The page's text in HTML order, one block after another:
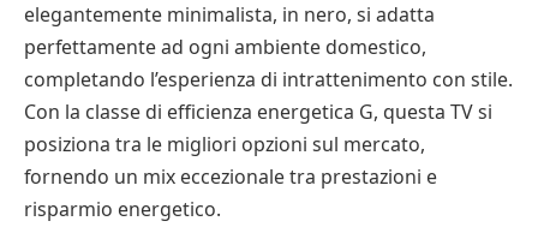
elegantemente minimalista, in nero, si adatta
perfettamente ad ogni ambiente domestico,
completando l’esperienza di intrattenimento con stile.
Con la classe di efficienza energetica G, questa TV si
posiziona tra le migliori opzioni sul mercato,
fornendo un mix eccezionale tra prestazioni e
risparmio energetico.